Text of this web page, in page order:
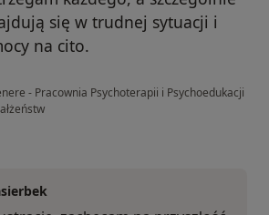
się w trudnej sytuacji i
na cito.
- Pracownia Psychoterapii i Psychoedukacji